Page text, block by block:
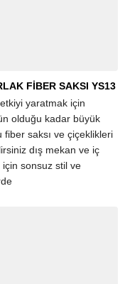
FİBER SAKSI YS13
yaratmak için
olduğu kadar büyük
fiber saksı ve çiçeklikleri
dış mekan ve iç
için sonsuz stil ve